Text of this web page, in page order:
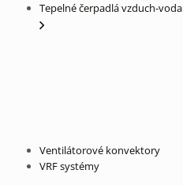
Tepelné čerpadlá vzduch-voda
Ventilátorové konvektory
VRF systémy